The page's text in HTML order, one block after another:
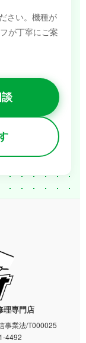
さい。機種が
が丁寧にご案
理専門店
事業法/T000025
4492